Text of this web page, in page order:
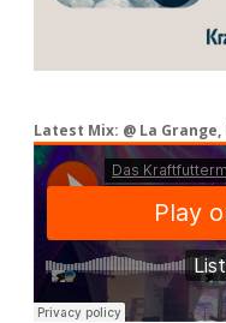
Latest Mix: @ La